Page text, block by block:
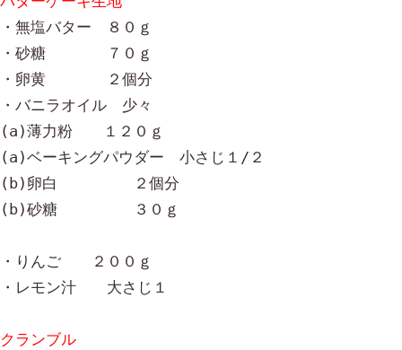
・無塩バター　８０ｇ
・砂糖　　　　７０ｇ
・卵黄　　　　２個分
・バニラオイル　少々
(a)薄力粉　　１２０ｇ
(a)ベーキングパウダー　小さじ１/２
(b)卵白　　　　　２個分
(b)砂糖　　　　　３０ｇ
・りんご　　２００ｇ
・レモン汁　　大さじ１